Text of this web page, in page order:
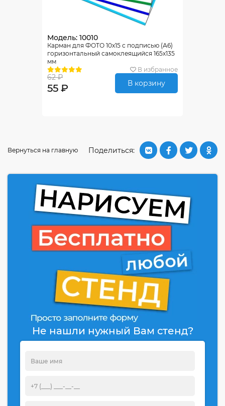
Модель: 10010
Карман для ФОТО 10х15 с подписью (А6)
горизонтальный самоклеящийся 165х135
мм
В избранное
62 ₽
55 ₽ В корзину
Поделиться:
Вернуться на главную
Не нашли нужный Вам стенд?